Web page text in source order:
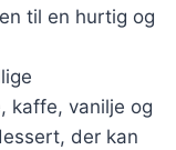
til en hurtig og
kaffe, vanilje og
der kan